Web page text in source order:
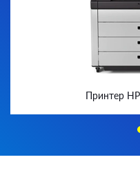
Принтер